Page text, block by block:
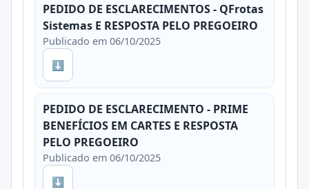
PEDIDO DE ESCLARECIMENTOS - QFrotas
Sistemas E RESPOSTA PELO PREGOEIRO
Publicado em 06/10/2025
⬇
PEDIDO DE ESCLARECIMENTO - PRIME
BENEFÍCIOS EM CARTES E RESPOSTA
PELO PREGOEIRO
Publicado em 06/10/2025
⬇